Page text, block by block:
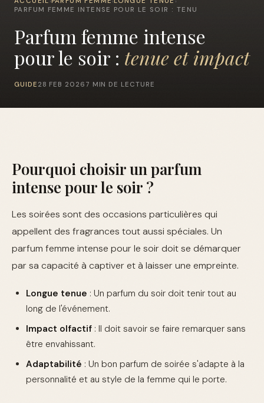
PARFUM FEMME INTENSE POUR LE SOIR : TENU
Parfum femme intense
pour le soir : tenue et impact
GUIDE 28 FEB 2026 7 MIN DE LECTURE
Pourquoi choisir un parfum
intense pour le soir ?
Les soirées sont des occasions particulières qui
appellent des fragrances tout aussi spéciales. Un
parfum femme intense pour le soir doit se démarquer
par sa capacité à captiver et à laisser une empreinte.
Longue tenue : Un parfum du soir doit tenir tout au
long de l'événement.
Impact olfactif : Il doit savoir se faire remarquer sans
être envahissant.
Adaptabilité : Un bon parfum de soirée s'adapte à la
personnalité et au style de la femme qui le porte.